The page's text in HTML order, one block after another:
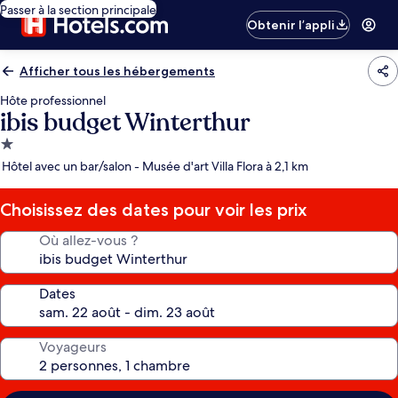
Passer à la section principale
Obtenir l’appli
Afficher tous les hébergements
Hôte professionnel
ibis budget Winterthur
Hébergement
1.0 étoile
Hôtel avec un bar/salon - Musée d'art Villa Flora à 2,1 km
Choisissez des dates pour voir les prix
Où allez-vous ?
Dates
Voyageurs